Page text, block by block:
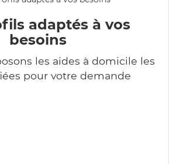
adaptés à vos
besoins
les aides à domicile les
pour votre demande